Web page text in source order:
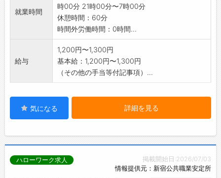
就業時間
時00分 21時00分〜7時00分
休憩時間：60分
時間外労働時間：0時間...
給与
1,200円〜1,300円
基本給：1,200円〜1,300円
（その他の手当等付記事項）...
気になる 詳細を見る
掲載開始日:2026/07/03
情報提供元：新宿公共職業安定所
ハローワーク求人